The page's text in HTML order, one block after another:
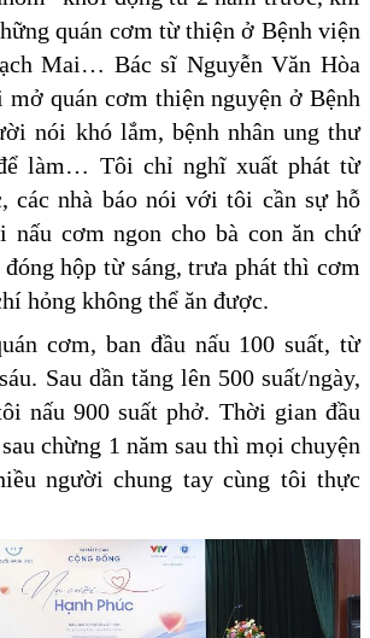
quán cơm từ thiện ở Bệnh viện
Mai… Bác sĩ Nguyễn Văn Hòa
quán cơm thiện nguyện ở Bệnh
nói khó lắm, bệnh nhân ung thư
làm… Tôi chỉ nghĩ xuất phát từ
các nhà báo nói với tôi cần sự hỗ
nấu cơm ngon cho bà con ăn chứ
hộp từ sáng, trưa phát thì cơm
hỏng không thể ăn được.
cơm, ban đầu nấu 100 suất, từ
Sau dần tăng lên 500 suất/ngày,
nấu 900 suất phở. Thời gian đầu
chừng 1 năm sau thì mọi chuyện
người chung tay cùng tôi thực